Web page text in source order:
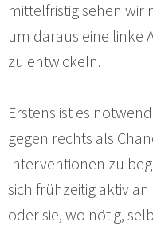
mittelfristig sehen wir
um daraus eine linke
zu entwickeln.
Erstens ist es
gegen rechts als
Interventionen zu
sich frühzeitig aktiv
oder sie, wo nötig,